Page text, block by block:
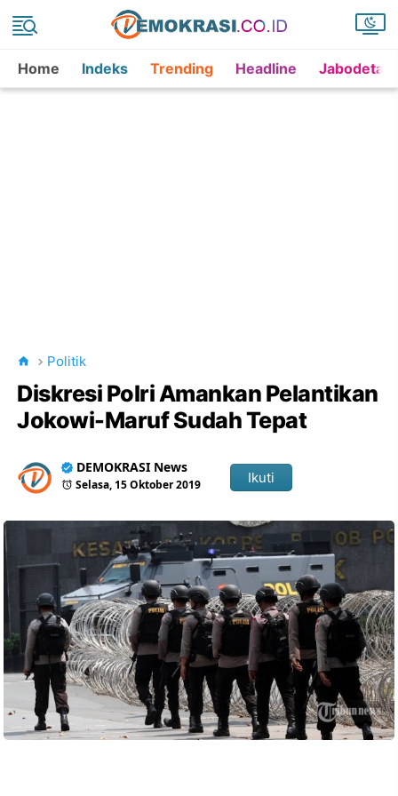
Home Indeks Trending Headline
Politik
Diskresi Polri Amankan Pelantikan
Jokowi-Maruf Sudah Tepat
DEMOKRASI News
Selasa, 15 Oktober 2019 Ikuti